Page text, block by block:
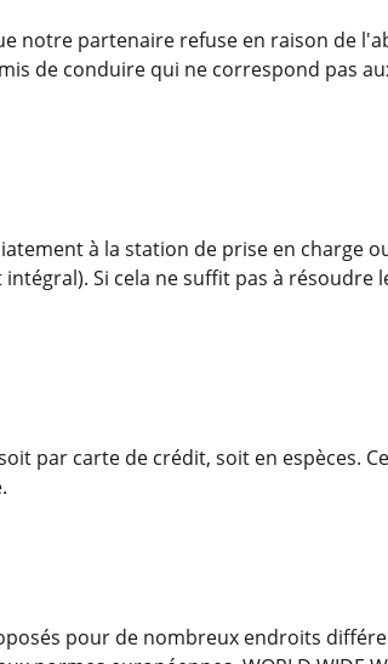
notre partenaire refuse en raison de
de conduire qui ne correspond pas
à la station de prise en charge
Si cela ne suffit pas à
par carte de crédit, soit en espèces.
pour de nombreux endroits